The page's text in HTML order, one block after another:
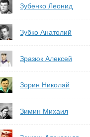
Зубенко Леонид
Зубко Анатолий
Зразюк Алексей
Зорин Николай
Зимин Михаил